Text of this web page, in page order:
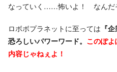
なっていく……怖いよ！ なんだ
ロボボプラネットに至っては 『
恐ろしいパワーワード。 このぽ
内容じゃねぇよ！